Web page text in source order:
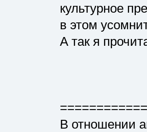
культурное
в этом
А так я
В отношении